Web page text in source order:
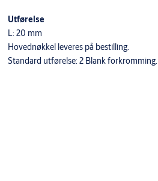
Utførelse
L: 20 mm
Hovednøkkel leveres på bestilling.
Standard utførelse: 2 Blank forkromming.